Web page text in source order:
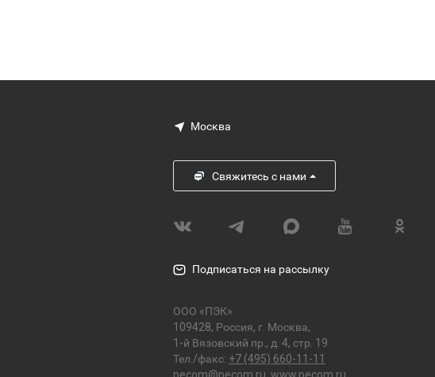
Москва
Свяжитесь с нами
Подписаться на рассылку
ООО «ПЭК»
109428, Россия, г. Москва,
1-й Вязовский пр., д. 4, стр. 19
Тел./факс: +7 (495) 660-11-11